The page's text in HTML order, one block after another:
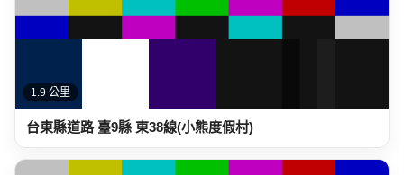
1.9 公里
台東縣道路 臺9縣 東38線(小熊度假村)